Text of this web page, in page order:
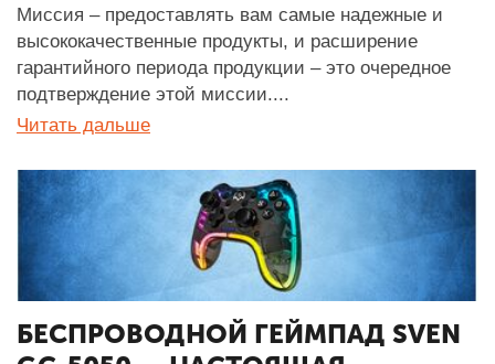
Миссия – предоставлять вам самые надежные и
высококачественные продукты, и расширение
гарантийного периода продукции – это очередное
подтверждение этой миссии....
Читать дальше
БЕСПРОВОДНОЙ ГЕЙМПАД SVEN